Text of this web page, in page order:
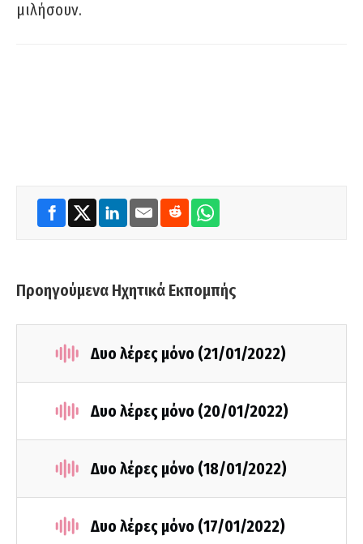
μιλήσουν.
Προηγούμενα Ηχητικά Εκπομπής
Δυο λέρες μόνο (21/01/2022)
Δυο λέρες μόνο (20/01/2022)
Δυο λέρες μόνο (18/01/2022)
Δυο λέρες μόνο (17/01/2022)